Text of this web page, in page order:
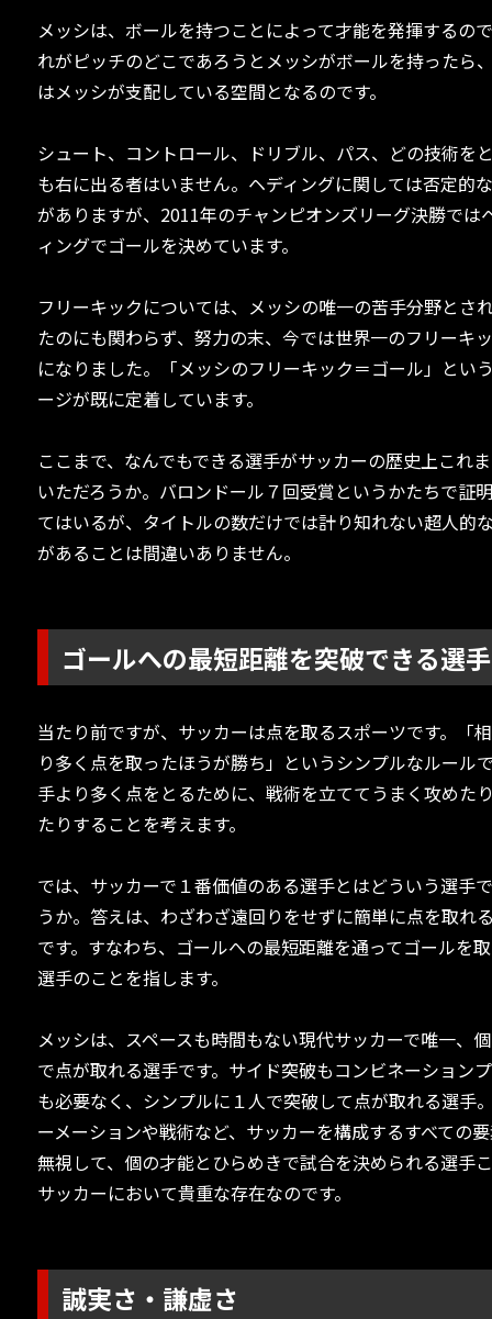
メッシは、ボールを持つことによって才能を発揮するの
れがピッチのどこであろうとメッシがボールを持ったら
はメッシが支配している空間となるのです。
シュート、コントロール、ドリブル、パス、どの技術を
も右に出る者はいません。ヘディングに関しては否定的
がありますが、2011年のチャンピオンズリーグ決勝では
ィングでゴールを決めています。
フリーキックについては、メッシの唯一の苦手分野とさ
たのにも関わらず、努力の末、今では世界一のフリーキ
になりました。「メッシのフリーキック＝ゴール」とい
ージが既に定着しています。
ここまで、なんでもできる選手がサッカーの歴史上これ
いただろうか。バロンドール７回受賞というかたちで証
てはいるが、タイトルの数だけでは計り知れない超人的
があることは間違いありません。
ゴールへの最短距離を突破できる選手
当たり前ですが、サッカーは点を取るスポーツです。「
り多く点を取ったほうが勝ち」というシンプルなルール
手より多く点をとるために、戦術を立ててうまく攻めた
たりすることを考えます。
では、サッカーで１番価値のある選手とはどういう選手
うか。答えは、わざわざ遠回りをせずに簡単に点を取れ
です。すなわち、ゴールへの最短距離を通ってゴールを
選手のことを指します。
メッシは、スペースも時間もない現代サッカーで唯一、
で点が取れる選手です。サイド突破もコンビネーション
も必要なく、シンプルに１人で突破して点が取れる選手
ーメーションや戦術など、サッカーを構成するすべての
無視して、個の才能とひらめきで試合を決められる選手
サッカーにおいて貴重な存在なのです。
誠実さ・謙虚さ